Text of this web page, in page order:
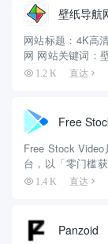
壁纸导航
网站标题：4K高
网 网站关键词：
网站 网站描述：
1.2 K 直达
Free
Free Stock
台，以「零门槛
技、人文等多元
1.4 K 直达
Panzoid